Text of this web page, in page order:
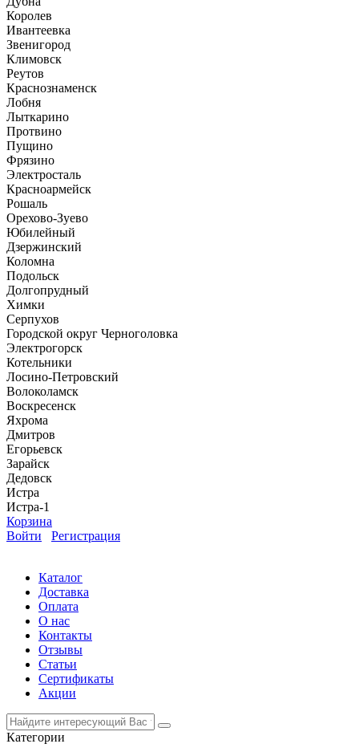
Королев
Ивантеевка
Звенигород
Климовск
Реутов
Краснознаменск
Лобня
Лыткарино
Протвино
Пущино
Фрязино
Электросталь
Красноармейск
Рошаль
Орехово-Зуево
Юбилейный
Дзержинский
Коломна
Подольск
Долгопрудный
Химки
Серпухов
Городской округ Черноголовка
Электрогорск
Котельники
Лосино-Петровский
Волоколамск
Воскресенск
Яхрома
Дмитров
Егорьевск
Зарайск
Дедовск
Истра
Истра-1
Корзина
Войти
Регистрация
Каталог
Доставка
Оплата
О нас
Контакты
Отзывы
Статьи
Сертификаты
Акции
Категории